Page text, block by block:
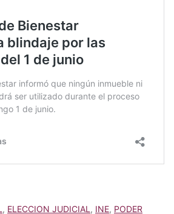
, ELECCION JUDICIAL , INE, PODER